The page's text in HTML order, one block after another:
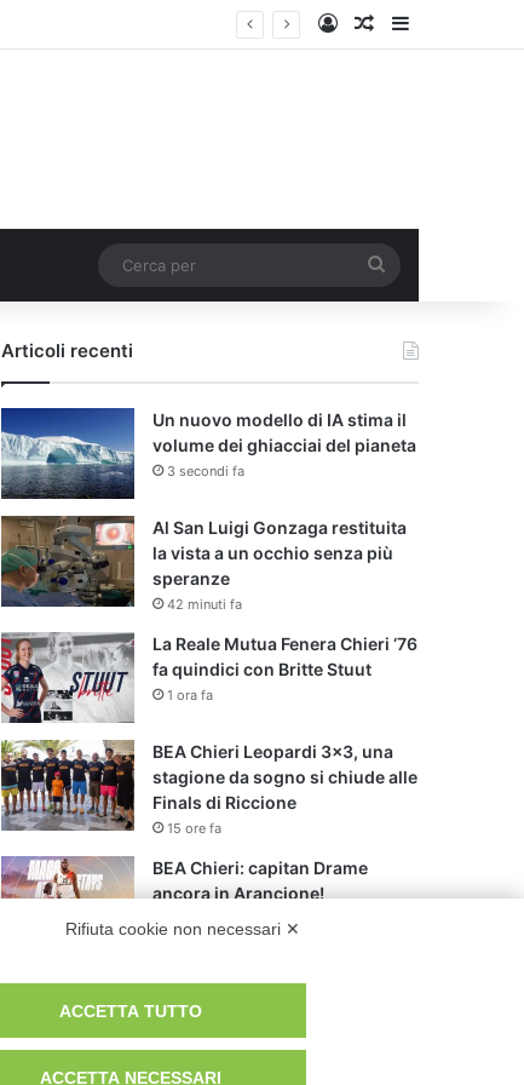
AccediUn articolo a
per
Articoli recenti
Un nuovo modello di IA stima il
volume dei ghiacciai del pianeta
3 secondi fa
Al San Luigi Gonzaga restituita
la vista a un occhio senza più
speranze
42 minuti fa
La Reale Mutua Fenera Chieri ‘76
fa quindici con Britte Stuut
1 ora fa
BEA Chieri Leopardi 3×3, una
stagione da sogno si chiude alle
Finals di Riccione
15 ore fa
BEA Chieri: capitan Drame
ancora in Arancione!
Viù
Rifiuta cookie non necessari ✕
ACCETTA TUTTO
ACCETTA NECESSARI